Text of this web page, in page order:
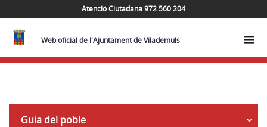
Atenció Ciutadana 972 560 204
Web oficial de l'Ajuntament de Vilademuls
Navega
Guia del poble